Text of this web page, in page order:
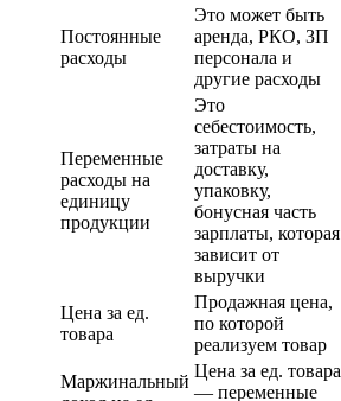
Постоянные
расходы
Это может быть
аренда, РКО, ЗП
персонала и
другие расходы
Переменные
расходы на
единицу
продукции
Это
себестоимость,
затраты на
доставку,
упаковку,
бонусная часть
зарплаты, которая
зависит от
выручки
Цена за ед.
товара
Продажная цена,
по которой
реализуем товар
Маржинальный
Цена за ед. товара
— переменные